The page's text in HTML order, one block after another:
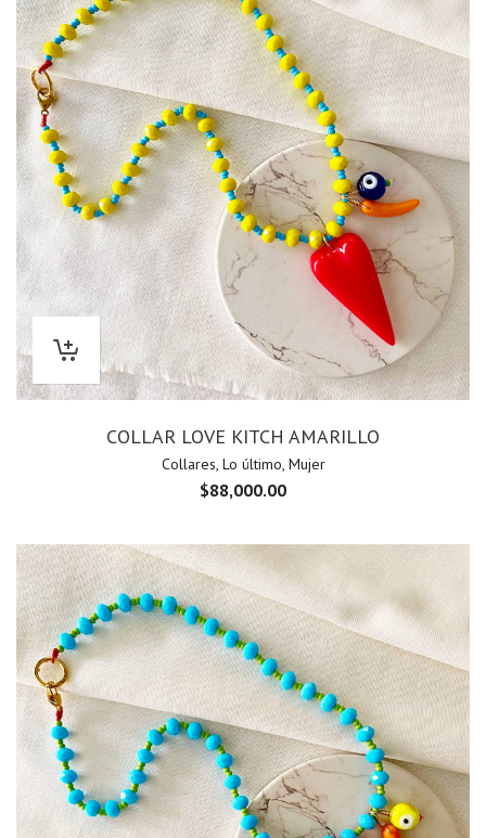
COLLAR LOVE KITCH AMARILLO
Collares, Lo último, Mujer
$88,000.00